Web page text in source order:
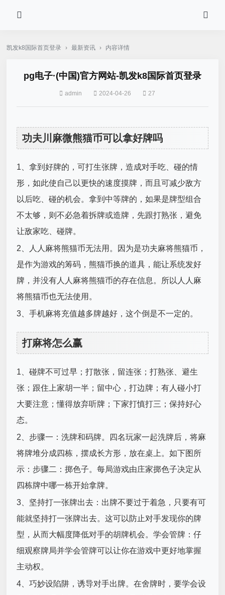
凯发k8国际首页登录 › 最新资讯 › 内容详情
pg电子·(中国)官方网站-凯发k8国际首页登录
admin 2024-04-26 27
功夫川麻微熊猫币可以拿好牌吗
1、拿到好牌的，可打生张牌，造成对手吃、碰的情
形，如此使自己以更快的速度摸牌，而且可减少敌方
以后吃、碰的机会。拿到中等牌的，如果是牌型组合
不太够，则不必急着拆牌或造牌，先跟打熟张，避免
让敌家吃、碰牌。
2、人人麻将熊猫币无法用。因为是功夫麻将熊猫币，
是作为游戏的筹码，熊猫币换的道具，能让系统发好
牌，并没有人人麻将熊猫币的存在信息。所以人人麻
将熊猫币也无法使用。
3、手机麻将充值越多牌越好，这个倒是不一定的。
打麻将怎么赢
1、碰牌不可过早；打散张，留连张；打熟张、避生
张；跟住上家胡一半；留中心，打边牌；有人碰小打
大要注意；懂得放弃听牌；下家打慎打三；保持好心
态。
2、步骤一：洗牌和码牌。四名玩家一起洗牌后，将麻
将牌堆分成四栋，摆成长方形，放在桌上。如下图所
示：步骤二：掷色子。每局游戏由庄家掷色子决定从
四栋牌中哪一栋开始拿牌。
3、坚持打一张牌出去：出牌不要过于着急，只要有可
能就坚持打一张牌出去。这可以防止对手发现你的牌
型，从而大幅度降低对手的胡牌机会。学会管牌：仔
细观察牌局并学会管牌可以让你在游戏中更好地掌握
主动权。
4、巧妙设陷阱，诱导对手出牌。在舍牌时，要学会设